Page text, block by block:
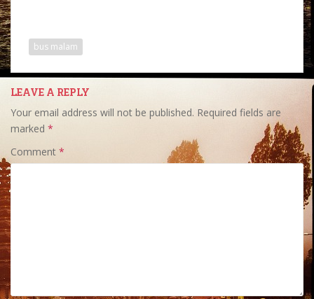
bus malam
LEAVE A REPLY
Your email address will not be published. Required fields are
marked *
Comment *